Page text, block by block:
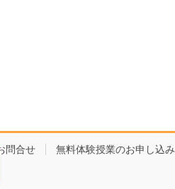
問合せ 無料体験授業のお申し込み